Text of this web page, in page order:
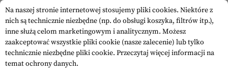
Na naszej stronie internetowej stosujemy pliki cookies. Niektóre z
nich są technicznie niezbędne (np. do obsługi koszyka, filtrów itp.),
inne służą celom marketingowym i analitycznym. Możesz
zaakceptować wszystkie pliki cookie (nasze zalecenie) lub tylko
technicznie niezbędne pliki cookie. Przeczytaj więcej informacji na
temat ochrony danych.